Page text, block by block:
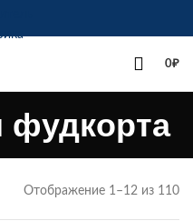
0₽
фудкорта
Отображение 1–12 из 110